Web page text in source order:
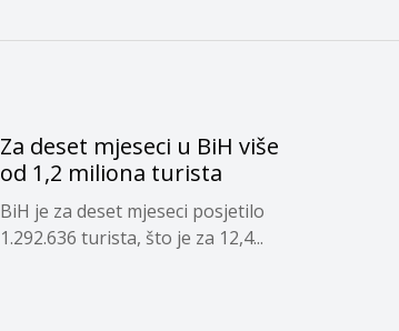
Za deset mjeseci u BiH više
od 1,2 miliona turista
BiH je za deset mjeseci posjetilo
1.292.636 turista, što je za 12,4...